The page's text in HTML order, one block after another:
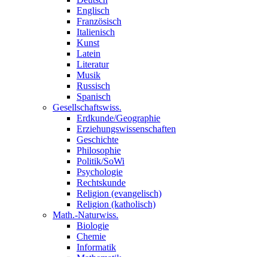
Englisch
Französisch
Italienisch
Kunst
Latein
Literatur
Musik
Russisch
Spanisch
Gesellschaftswiss.
Erdkunde/Geographie
Erziehungswissenschaften
Geschichte
Philosophie
Politik/SoWi
Psychologie
Rechtskunde
Religion (evangelisch)
Religion (katholisch)
Math.-Naturwiss.
Biologie
Chemie
Informatik